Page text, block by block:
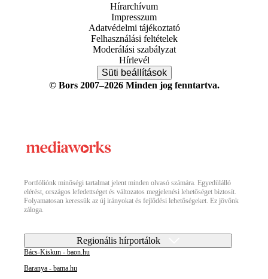
Hírarchívum
Impresszum
Adatvédelmi tájékoztató
Felhasználási feltételek
Moderálási szabályzat
Hírlevél
Süti beállítások
© Bors 2007–2026 Minden jog fenntartva.
Portfóliónk minőségi tartalmat jelent minden olvasó számára. Egyedülálló
elérést, országos lefedettséget és változatos megjelenési lehetőséget biztosít.
Folyamatosan keressük az új irányokat és fejlődési lehetőségeket. Ez jövőnk
záloga.
Regionális hírportálok
Bács-Kiskun - baon.hu
Baranya - bama.hu